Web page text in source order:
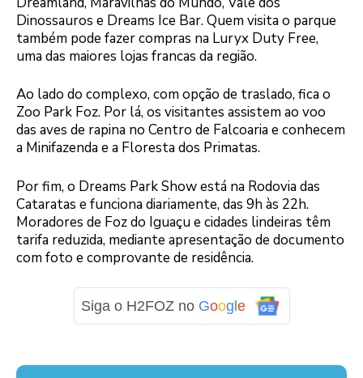
Dinossauros e Dreams Ice Bar. Quem visita o parque
também pode fazer compras na Luryx Duty Free,
uma das maiores lojas francas da região.
Ao lado do complexo, com opção de traslado, fica o
Zoo Park Foz. Por lá, os visitantes assistem ao voo
das aves de rapina no Centro de Falcoaria e conhecem
a Minifazenda e a Floresta dos Primatas.
Por fim, o Dreams Park Show está na Rodovia das
Cataratas e funciona diariamente, das 9h às 22h.
Moradores de Foz do Iguaçu e cidades lindeiras têm
tarifa reduzida, mediante apresentação de documento
com foto e comprovante de residência.
Siga o H2FOZ no Goog e